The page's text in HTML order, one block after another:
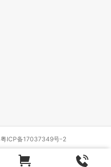
粤ICP备17037349号-2